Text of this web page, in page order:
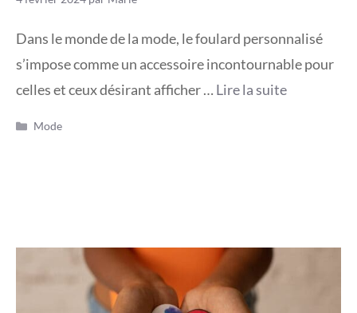
Dans le monde de la mode, le foulard personnalisé
s’impose comme un accessoire incontournable pour
celles et ceux désirant afficher …Lire la suite
Catégories
Mode